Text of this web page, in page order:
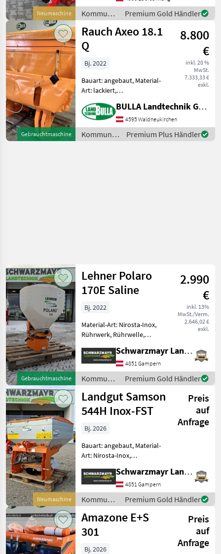
Neumaschine
200-300-400 Liter -
Hydraulisch angetrie
Kommunalgeräte
/ Sonstige
Premium Gold Händler
Gebrauchtmaschine
Rauch Axeo 18.1
Q
8.800
€
inkl. 20 %
MwSt.
7.333,33 €
exkl.
Bj. 2022
Bauart: angebaut, Material-
Art: lackiert,
hydraulisch, Rührwerk,
Lichtanlage, Abdeckplane,
Streubegrenzung RAUCH
Winterdienststreuer Axeo
BULLA Landtechnik GmbH
4595 Waldneukirchen
Kommunalgeräte
/ Rauch
Premium Plus Händler
Gebrauchtmaschine
Lehner Polaro
170E Saline
2.990
€
inkl. 13%
MwSt./Verm.
2.646,02 €
exkl.
Bj. 2022
Material-Art: Nirosta-Inox,
Rührwerk, Rührwelle,
Salzstreuer - mit
durchsichtigen 170 lt.
Behälter - mit E-Bedienung
für stufenlose Verst
Schwarzmayr Landtechnik GmbH - Gampern
4851 Gampern
Kommunalgeräte
/ Lehner
Premium Gold Händler
Neumaschine
Landgut Samson
544H Inox-FST
Preis
auf
Anfrage
Bj. 2026
Bauart: angebaut, Material-
Art: Nirosta-Inox,
hydraulisch, Rührwerk,
Rührwelle, Lichtanlage,
Abdeckplane,
Streubegrenzung Nr. 72033
Kommunalstreuer
Schwarzmayr Landtechnik GmbH - Gampern
4851 Gampern
Kommunalgeräte
/ Landgut
Premium Gold Händler
Amazone E+S
301
Preis
auf
Anfrage
Bj. 2026